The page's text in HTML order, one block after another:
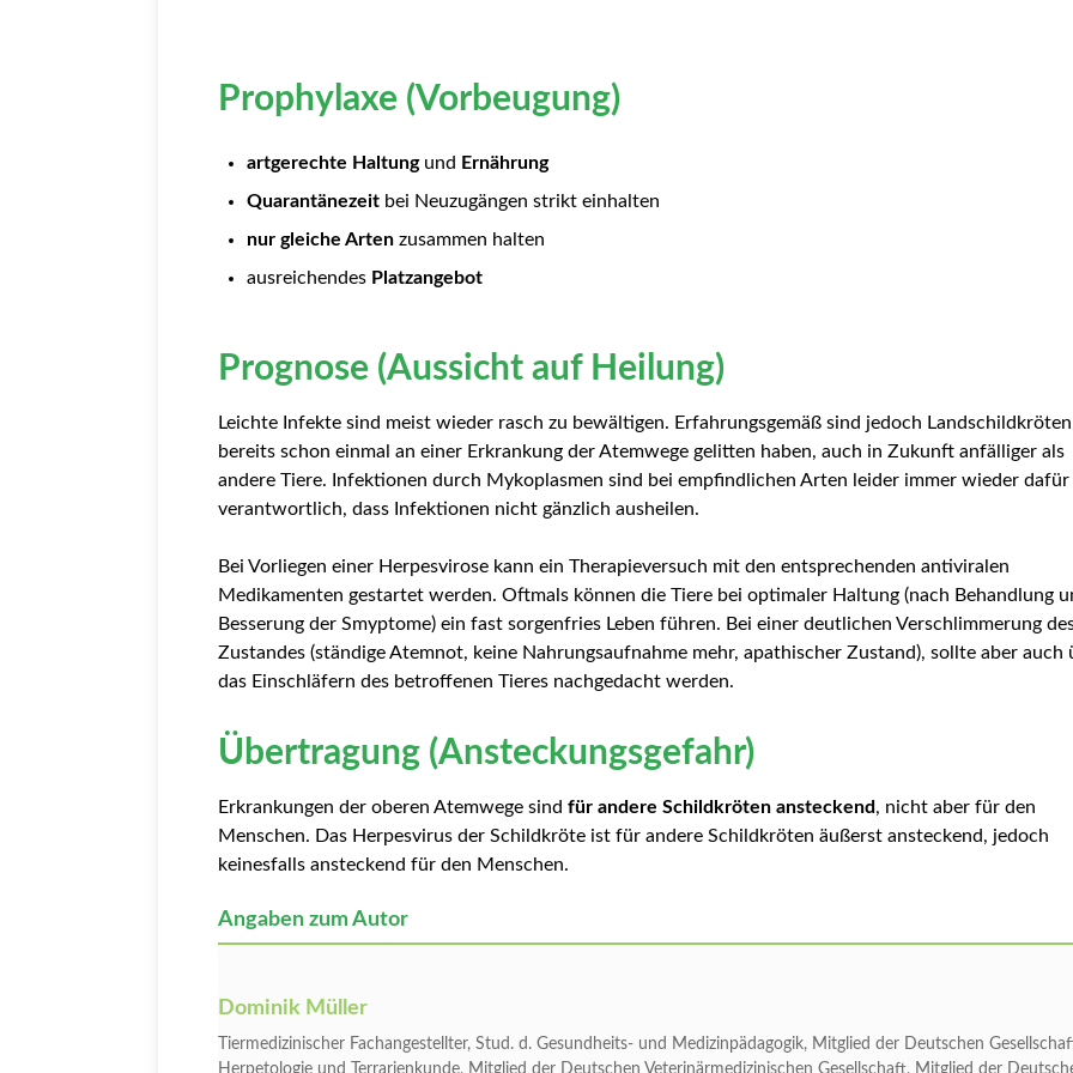
Prophylaxe (Vorbeugung)
artgerechte Haltung und Ernährung
Quarantänezeit bei Neuzugängen strikt einhalten
nur gleiche Arten zusammen halten
ausreichendes Platzangebot
Prognose (Aussicht auf Heilung)
Leichte Infekte sind meist wieder rasch zu bewältigen. Erfahrungsgemäß sind jedoch
bereits schon einmal an einer Erkrankung der Atemwege gelitten haben, auch in Zukunft anfälliger als
andere Tiere. Infektionen durch Mykoplasmen sind bei empfindlichen Arten leider immer wieder dafür
verantwortlich, dass Infektionen nicht gänzlich ausheilen.
Bei Vorliegen einer Herpesvirose kann ein Therapieversuch mit den entsprechenden antiviralen
Medikamenten gestartet werden. Oftmals können die Tiere bei optimaler Haltung (nach Behandlung
Besserung der Smyptome) ein fast sorgenfries Leben führen. Bei einer deutlichen Verschlimmerung
Zustandes (ständige Atemnot, keine Nahrungsaufnahme mehr, apathischer Zustand), sollte aber auch
das Einschläfern des betroffenen Tieres nachgedacht werden.
Übertragung (Ansteckungsgefahr)
Erkrankungen der oberen Atemwege sind für andere Schildkröten ansteckend, nicht aber für den
Menschen. Das Herpesvirus der Schildkröte ist für andere Schildkröten äußerst ansteckend, jedoch
keinesfalls ansteckend für den Menschen.
Angaben zum Autor
Dominik Müller
Tiermedizinischer Fachangestellter, Stud. d. Gesundheits- und Medizinpädagogik, Mitglied der Deutschen
Herpetologie und Terrarienkunde, Mitglied der Deutschen Veterinärmedizinischen Gesellschaft, Mitglied der